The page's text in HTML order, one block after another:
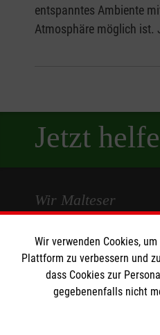
entspanntes Ambiente
Atmosphäre möglich ist.
Jetzt
Wir Malteser
Spenden und Helfen
Angebote und Leistungen
Unsere Kurse
Mitarbeiten
Wir verwenden Cookies,
Plattform zu verbessern und
dass Cookies zur
gegebenenfalls nicht